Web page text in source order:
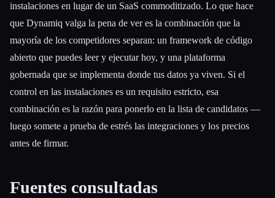
instalaciones en lugar de un SaaS commoditizado. Lo que hace
que Dynamiq valga la pena de ver es la combinación que la
mayoría de los competidores separan: un framework de código
abierto que puedes leer y ejecutar hoy, y una plataforma
gobernada que se implementa donde tus datos ya viven. Si el
control en las instalaciones es un requisito estricto, esa
combinación es la razón para ponerlo en la lista de candidatos —
luego somete a prueba de estrés las integraciones y los precios
antes de firmar.
Fuentes consultadas